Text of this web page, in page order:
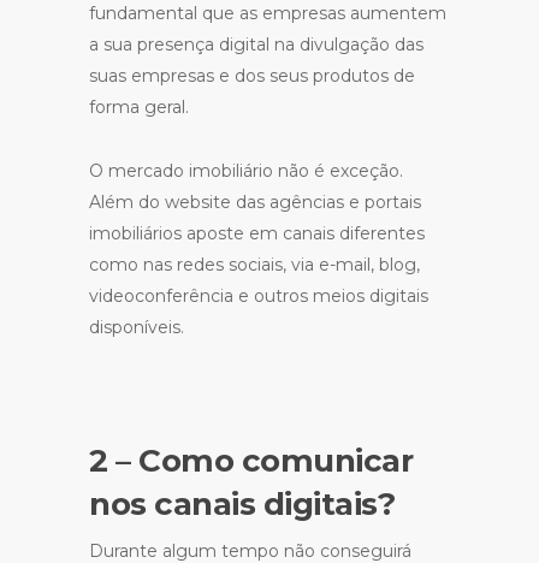
fundamental que as empresas aumentem
a sua presença digital na divulgação das
suas empresas e dos seus produtos de
forma geral.
O mercado imobiliário não é exceção.
Além do website das agências e portais
imobiliários aposte em canais diferentes
como nas redes sociais, via e-mail, blog,
videoconferência e outros meios digitais
disponíveis.
2 – Como comunicar
nos canais digitais?
Durante algum tempo não conseguirá